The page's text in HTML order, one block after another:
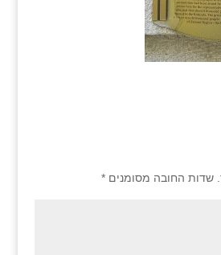
שדות החובה מסומנים *